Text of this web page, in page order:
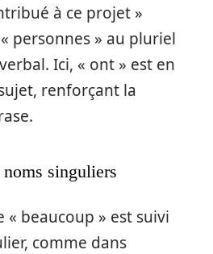
à ce projet »
personnes » au pluriel
Ici, « ont » est en
renforçant la
singuliers
« beaucoup » est suivi
comme dans